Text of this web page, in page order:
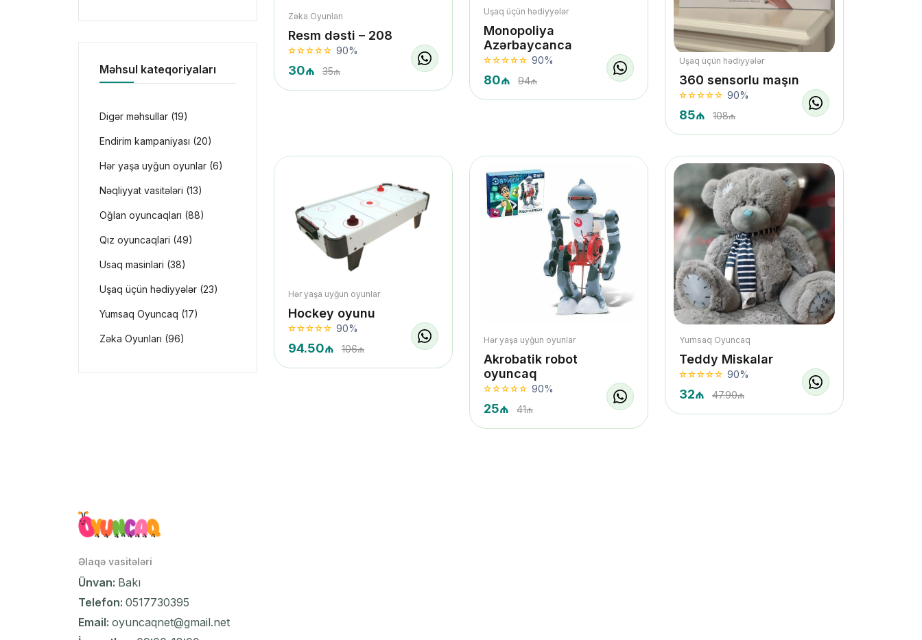
Zəka Oyunları
Resm dəsti – 208
90%
30₼ 35₼
Uşaq üçün hədiyyələr
Monopoliya
Azərbaycanca
90%
80₼ 94₼
Uşaq üçün hədiyyələr
360 sensorlu maşın
90%
85₼ 108₼
Hər yaşa uyğun oyunlar
Hockey oyunu
90%
94.50₼ 106₼
Hər yaşa uyğun oyunlar
Akrobatik robot
oyuncaq
90%
25₼ 41₼
Yumsaq Oyuncaq
Teddy Miskalar
90%
32₼ 47.90₼
Məhsul kateqoriyaları
Digər məhsullar (19)
Endirim kampaniyası (20)
Hər yaşa uyğun oyunlar (6)
Nəqliyyat vasitələri (13)
Oğlan oyuncaqları (88)
Qız oyuncaqlari (49)
Usaq masinlari (38)
Uşaq üçün hədiyyələr (23)
Yumsaq Oyuncaq (17)
Zəka Oyunları (96)
Əlaqə vasitələri
Ünvan: Bakı
Telefon: 0517730395
Email: oyuncaqnet@gmail.net